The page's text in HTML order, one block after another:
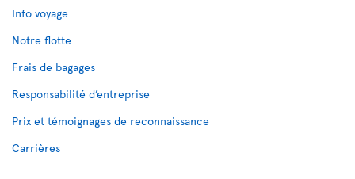
Info voyage
Notre flotte
Frais de bagages
Responsabilité d’entreprise
Prix et témoignages de reconnaissance
Carrières